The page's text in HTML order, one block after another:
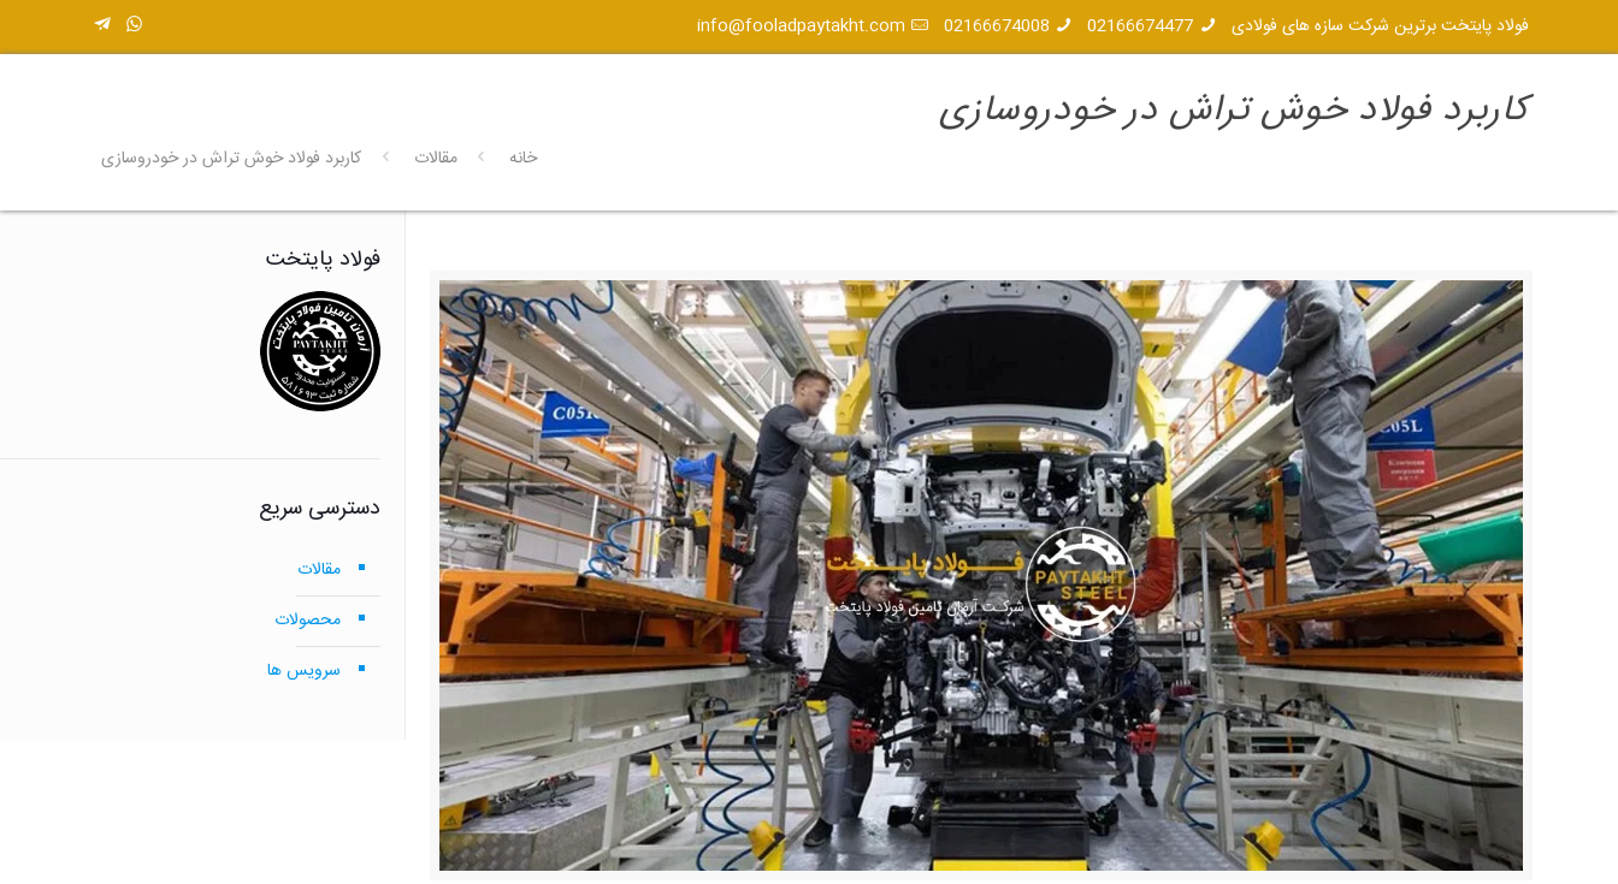
فولاد پایتخت برترین شرکت سازه های فولادی 02166674477
02166674008
info@fooladpaytakht.com
کاربرد فولاد خوش تراش در خودروسازی
خانه مقالات کاربرد فولاد خوش تراش در خودروسازی
فولاد پایتخت
دسترسی سریع
مقالات
محصولات
سرویس ها